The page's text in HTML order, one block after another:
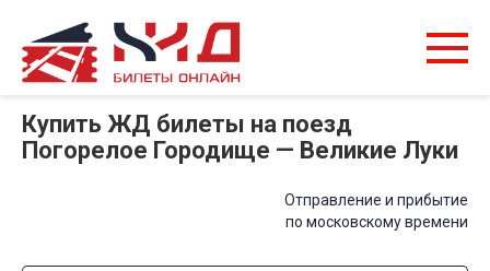
Купить ЖД билеты на поезд
Погорелое Городище — Великие Луки
Отправление и прибытие
по московскому времени